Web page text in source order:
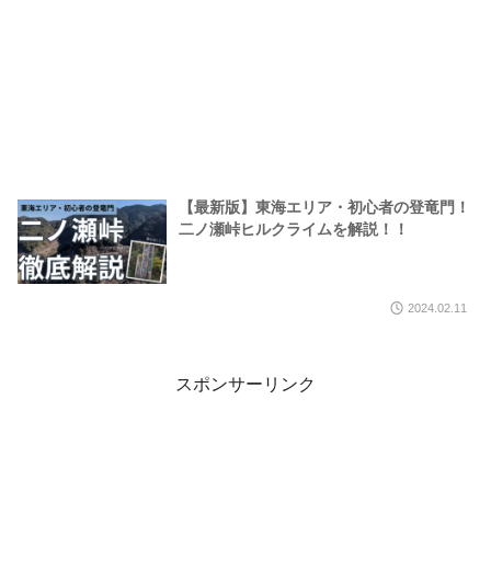
【最新版】東海エリア・初心者の登竜門！
二ノ瀬峠ヒルクライムを解説！！
2024.02.11
スポンサーリンク